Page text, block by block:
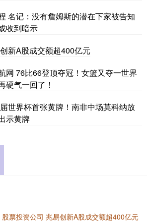
名记：没有詹姆斯的潜在下家被告知
收到暗示
新A股成交额超400亿元
网 76比66登顶夺冠！女篮又夺一世界
硬气一回了！
世界杯首张黄牌！南非中场莫科纳放
示黄牌
股票投资公司 兆易创新A股成交额超400亿元